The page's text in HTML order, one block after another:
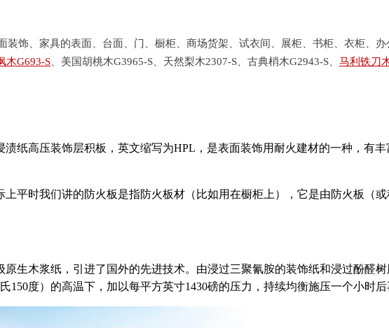
装饰、家具的表面、台面、门、橱柜、商场货架、试衣间、展柜、书柜、衣柜、办
木G693-S、美国胡桃木G3965-S、天然梨木2307-S、古典梢木G2943-S、 马利铁刀
纸高压装饰层积板，英文缩写为HPL，是表面装饰用耐火建材的一种，有
平时我们讲的防火板是指防火板材（比如用在橱柜上），它是由防火板（
生木浆纸，引进了国外的先进技术。由浸过三聚氰胺的装饰纸和浸过酚醛
150度）的高温下，加以每平方英寸1430磅的压力，持续均衡施压一个小时